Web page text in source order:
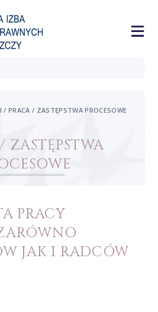
ZASTĘPSTWA
/ PRACA / ZASTĘPSTWA PROCESOWE
PRACY
JAK I RADCÓW